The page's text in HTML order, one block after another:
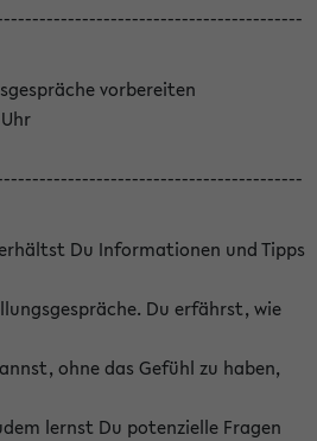
vorbereiten
Du Informationen und Tipps
Du erfährst, wie
ohne das Gefühl zu haben,
lernst Du potenzielle Fragen